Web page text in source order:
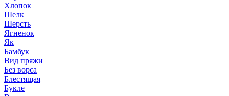
Хлопок
Шелк
Шерсть
Ягненок
Як
Бамбук
Вид пряжи
Без ворса
Блестящая
Букле